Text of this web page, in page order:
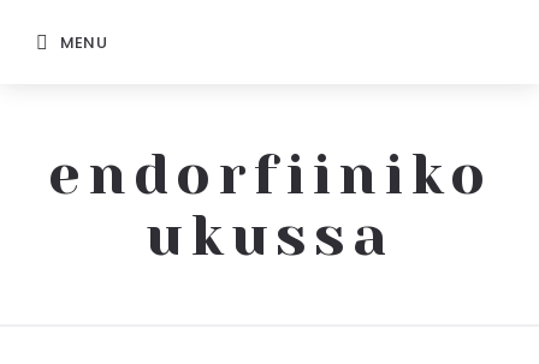
MENU
endorfiiniko
ukussa